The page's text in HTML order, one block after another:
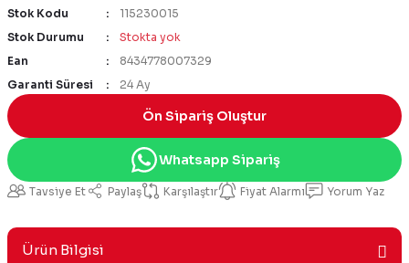
Stok Kodu
115230015
Stok Durumu
Stokta yok
Ean
8434778007329
Garanti Süresi
24 Ay
Ön Sipariş Oluştur
Whatsapp Sipariş
Tavsiye Et Paylaş Karşılaştır Fiyat Alarmı Yorum Yaz
Ürün Bilgisi